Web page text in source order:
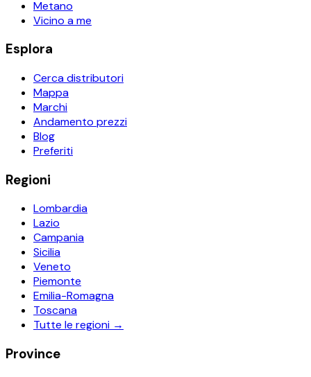
Metano
Vicino a me
Esplora
Cerca distributori
Mappa
Marchi
Andamento prezzi
Blog
Preferiti
Regioni
Lombardia
Lazio
Campania
Sicilia
Veneto
Piemonte
Emilia-Romagna
Toscana
Tutte le regioni →
Province